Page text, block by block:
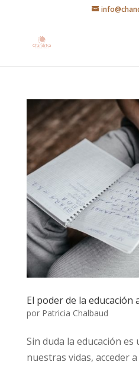
El poder de la educación
por Patricia Chalbaud
Sin duda la educación
nuestras vidas, acceder